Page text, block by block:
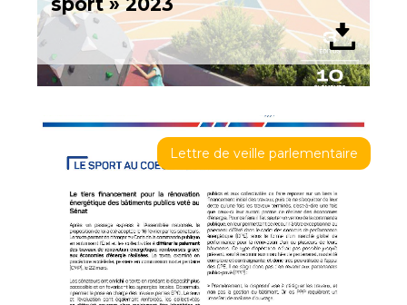
Lettre de veille parlementaire